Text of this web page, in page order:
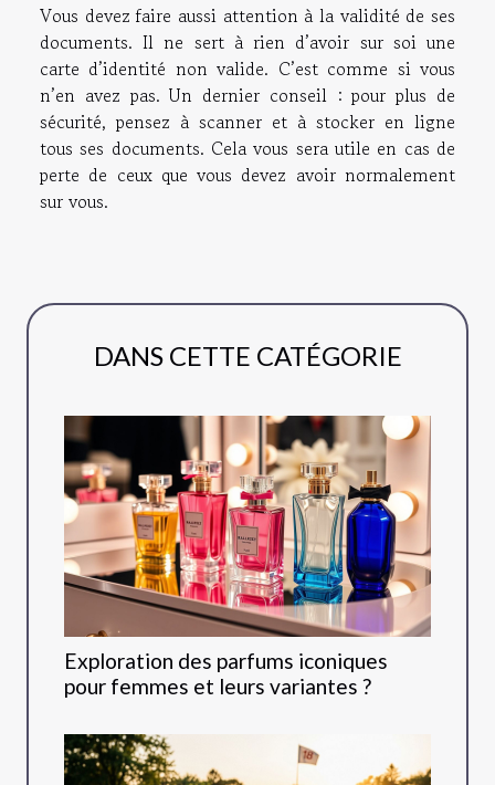
Vous devez faire aussi attention à la validité de ses
documents. Il ne sert à rien d’avoir sur soi une
carte d’identité non valide. C’est comme si vous
n’en avez pas. Un dernier conseil : pour plus de
sécurité, pensez à scanner et à stocker en ligne
tous ses documents. Cela vous sera utile en cas de
perte de ceux que vous devez avoir normalement
sur vous.
DANS CETTE CATÉGORIE
Exploration des parfums iconiques
pour femmes et leurs variantes ?